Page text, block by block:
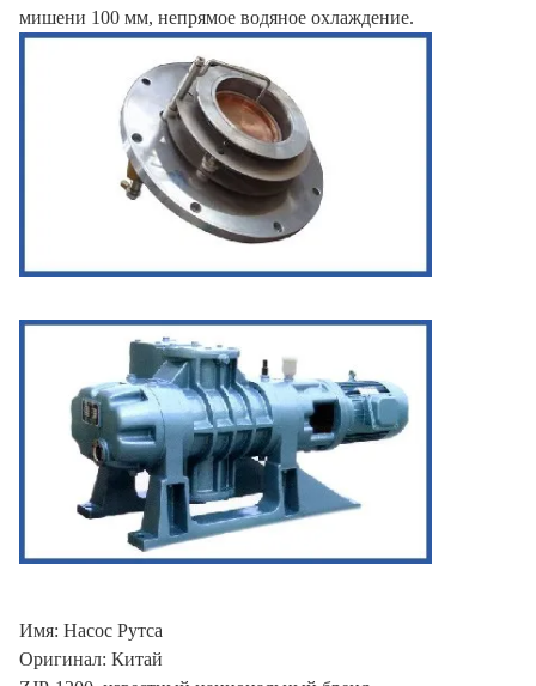
мишени 100 мм, непрямое водяное охлаждение.
Имя: Насос Рутса
Оригинал: Китай